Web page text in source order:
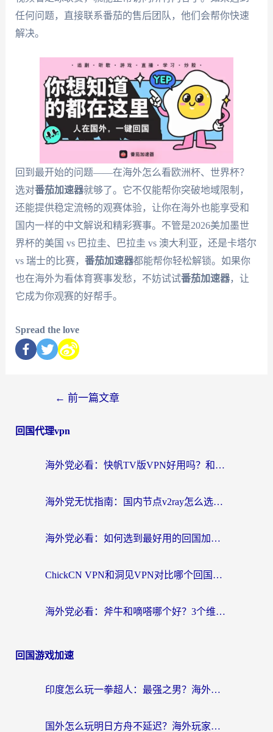
任何问题，直接联系番茄的售后团队，他们会帮你快速
解决。
回到最开始的问题——在海外怎么看欧洲杯、世界杯？
选对番茄加速器就够了。它不仅能帮你突破地域限制，
还能提供稳定流畅的观赛体验，让你在海外也能享受和
国内一样的中文解说和精彩赛事。不管是2026美加墨世
界杯的美国 vs 巴拉圭、巴拉圭 vs 澳大利亚，还是卡塔尔
vs 瑞士的比赛， 番茄加速器都能帮你轻松解锁。如果你
也在海外为看体育赛事发愁，不妨试试番茄加速器，让
它成为你观赛的好帮手。
Spread the love
← 前一篇文章
回国代理vpn
海外党必看：快帆TV版VPN好用吗？和快游VPN对比哪个回国效果更好？附实用避坑指南
海外党无忧指南：国内节点v2ray怎么选？一键回国VPN+多场景实测帮你避坑
海外党必看：如何选到最好用的回国加速器？从节点到售后的全维度指南
ChickCN VPN和洞见VPN对比哪个回国效果更好？海外党亲测3款加速器+避坑指南
海外党必看：斧牛和嘀嗒哪个好？3个维度教你选对回国加速器
回国游戏加速
印度怎么玩一拳超人：最强之男？海外党国服游戏加速避坑指南
国外怎么玩明日方舟不延迟？海外玩家国服游戏加速终极指南（附DNF梦幻诛仙解决方案）